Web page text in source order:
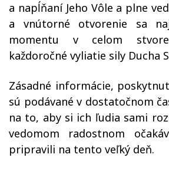
a napĺňaní Jeho Vôle a plne
a vnútorné otvorenie sa
momentu v celom
každoročné vyliatie sily Ducha
Zásadné informácie,
sú podávané v dostatočnom
na to, aby si ich ľudia sami
vedomom radostnom
pripravili na tento veľký deň.